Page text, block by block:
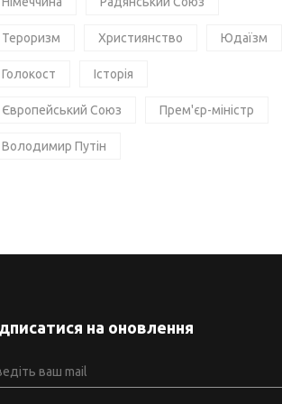
Тероризм Християнство Юдаїзм
Голокост Історія
Європейський Союз Прем'єр-міністр
Володимир Путін
на оновлення